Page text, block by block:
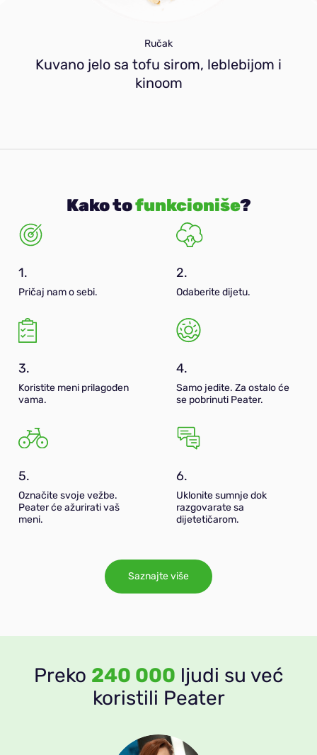
Ručak
Kuvano jelo sa tofu sirom, leblebijom i
kinoom
Kako tofunkcioniše?
1.
Pričaj nam o sebi.
2.
Odaberite dijetu.
3.
Koristite meni prilagođen
vama.
4.
Samo jedite. Za ostalo će
se pobrinuti Peater.
5.
Označite svoje vežbe.
Peater će ažurirati vaš
meni.
6.
Uklonite sumnje dok
razgovarate sa
dijetetičarom.
Saznajte više
Preko 240 000 ljudi su već
koristili Peater